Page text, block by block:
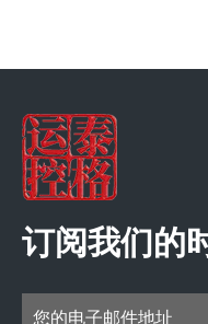
订阅我们的